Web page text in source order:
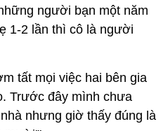
người bạn một năm
1-2 lần thì cô là người
tất mọi việc hai bên gia
Trước đây mình chưa
nhưng giờ thấy đúng là